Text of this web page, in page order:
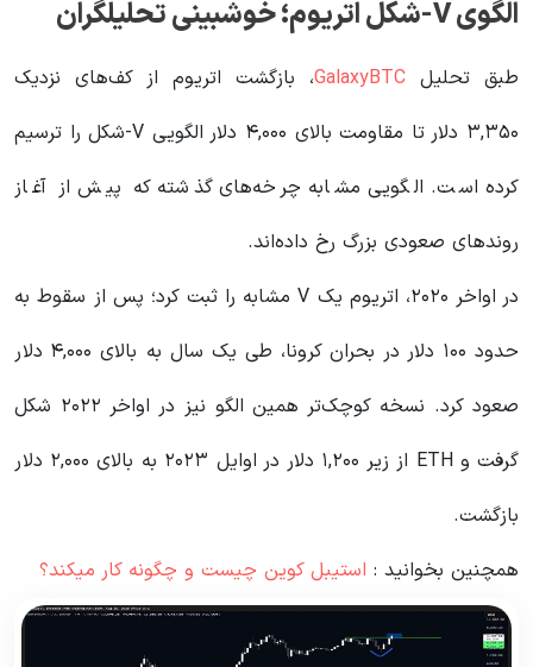
الگوی V-شکل اتریوم؛ خوشبینی تحلیلگران
طبق تحلیل GalaxyBTC، بازگشت اتریوم از کف‌های نزدیک
۳,۳۵۰ دلار تا مقاومت بالای ۴,۰۰۰ دلار الگویی V-شکل را ترسیم
کرده است. الگویی مشابه چرخه‌های گذشته که پیش از آغاز
روندهای صعودی بزرگ رخ داده‌اند.
در اواخر ۲۰۲۰، اتریوم یک V مشابه را ثبت کرد؛ پس از سقوط به
حدود ۱۰۰ دلار در بحران کرونا، طی یک سال به بالای ۴,۰۰۰ دلار
صعود کرد. نسخه کوچک‌تر همین الگو نیز در اواخر ۲۰۲۲ شکل
گرفت و ETH از زیر ۱,۲۰۰ دلار در اوایل ۲۰۲۳ به بالای ۲,۰۰۰ دلار
بازگشت.
همچنین بخوانید : استیبل کوین چیست و چگونه کار میکند؟